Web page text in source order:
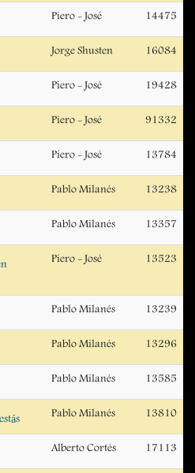
Piero - José 14475
Jorge Shusten 16084
Piero - José 19428
Piero - José 91332
Piero - José 13784
Pablo Milanés 13238
Pablo Milanés 13357
Piero - José 13523
Pablo Milanés 13239
Pablo Milanés 13296
Pablo Milanés 13585
Pablo Milanés 13810
Alberto Cortés 17113